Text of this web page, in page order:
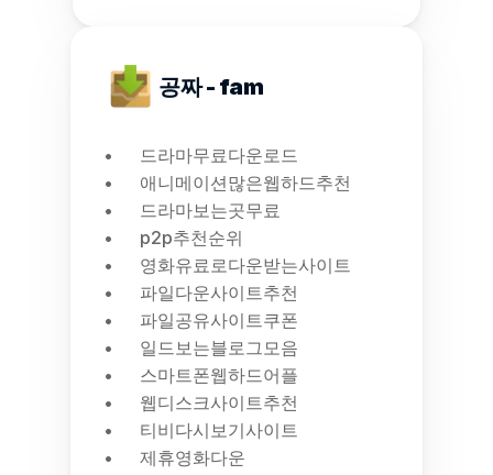
공짜 - fam
드라마무료다운로드
애니메이션많은웹하드추천
드라마보는곳무료
p2p추천순위
영화유료로다운받는사이트
파일다운사이트추천
파일공유사이트쿠폰
일드보는블로그모음
스마트폰웹하드어플
웹디스크사이트추천
티비다시보기사이트
제휴영화다운